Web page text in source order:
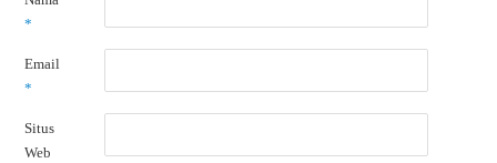
*
Email
*
Situs
Web